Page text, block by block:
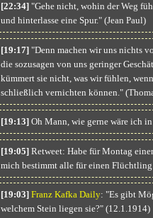
[22:34]"Gehe nicht, wohin der Weg
und hinterlasse eine Spur." (Jean Paul)
[19:17]"Denn machen wir uns nichts
die sozusagen von uns geringer
kümmert sie nicht, was wir fühlen,
schließlich vernichten können."
[19:13]Oh Mann, wie gerne wäre ich
[19:05]Retweet: Habe für Montag
mich bestimmt alle für einen
[19:03] Franz Kafka Daily: "Es gibt
welchem Stein liegen sie?" (12.1.1914)